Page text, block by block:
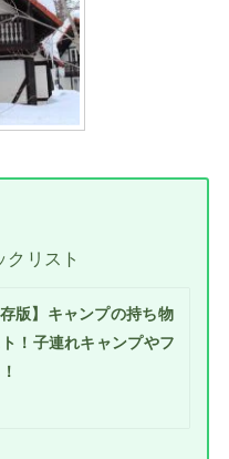
リスト
存版】キャンプの持ち物
！子連れキャンプやフ